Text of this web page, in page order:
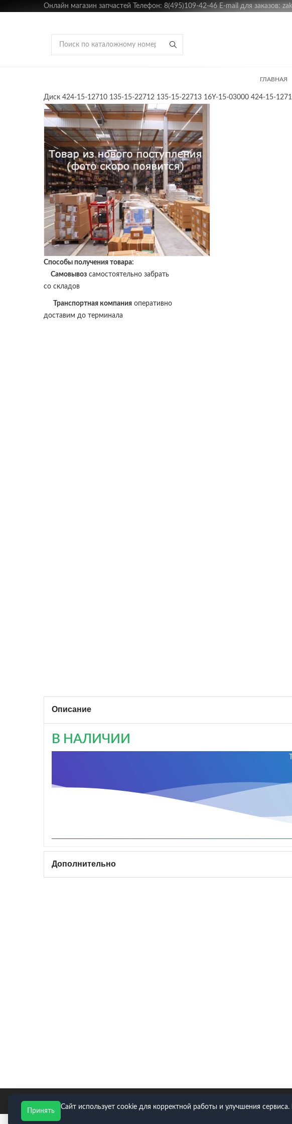
Онлайн магазин запчастей Телефон: 8(495)109-42-46 E-mail для заказов:
ГЛАВНАЯ
Диск 424-15-12710 135-15-22712 135-15-22713 16Y-15-03000 424-15-
Способы получения товара:
Самовывоз самостоятельно забрать
со складов
Транспортная компания оперативно
доставим до терминала
Описание
В НАЛИЧИИ
Дополнительно
E-mail для заявок: zakaz@neopart.ru. Телефон: 8(495)109-42-46
Сайт использует cookie для корректной работы и улучшения
Принять